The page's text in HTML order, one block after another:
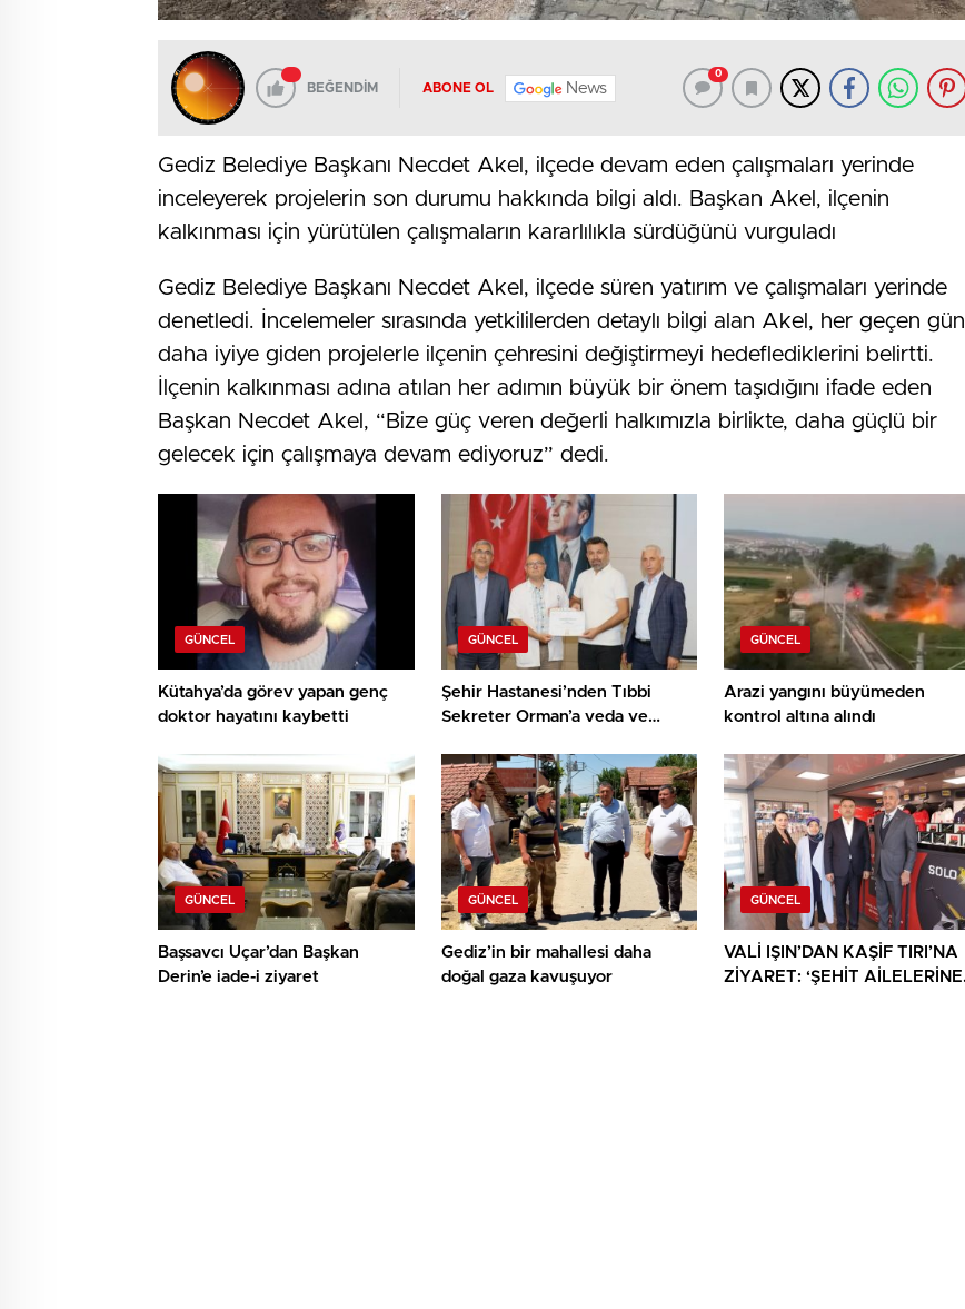
BEĞENDİM ABONE OL News
0
Gediz Belediye Başkanı Necdet Akel, ilçede devam eden çalışmaları yerinde
inceleyerek projelerin son durumu hakkında bilgi aldı. Başkan Akel, ilçenin
kalkınması için yürütülen çalışmaların kararlılıkla sürdüğünü vurguladı
Gediz Belediye Başkanı Necdet Akel, ilçede süren yatırım ve çalışmaları yerinde
denetledi. İncelemeler sırasında yetkililerden detaylı bilgi alan Akel, her geçen gün
daha iyiye giden projelerle ilçenin çehresini değiştirmeyi hedeflediklerini belirtti.
İlçenin kalkınması adına atılan her adımın büyük bir önem taşıdığını ifade eden
Başkan Necdet Akel, “Bize güç veren değerli halkımızla birlikte, daha güçlü bir
gelecek için çalışmaya devam ediyoruz” dedi.
GÜNCEL
Kütahya’da görev yapan genç
doktor hayatını kaybetti
GÜNCEL
Şehir Hastanesi’nden Tıbbi
Sekreter Orman’a veda ve
GÜNCEL
Arazi yangını büyümeden
kontrol altına alındı
GÜNCEL
Başsavcı Uçar’dan Başkan
Derin’e iade-i ziyaret
GÜNCEL
Gediz’in bir mahallesi daha
doğal gaza kavuşuyor
GÜNCEL
VALİ IŞIN’DAN KAŞİF TIRI’NA
ZİYARET: ‘ŞEHİT AİLELERİNE